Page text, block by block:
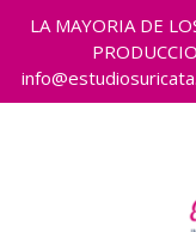
LA MAYORIA DE